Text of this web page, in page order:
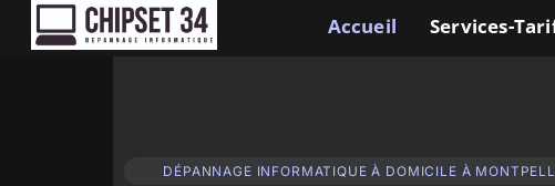
Accueil Services-
DÉPANNAGE INFORMATIQUE À DOMICILE À